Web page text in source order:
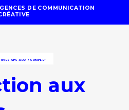
DE COMMUNICATION
APC-UDA / COMPLET
aux